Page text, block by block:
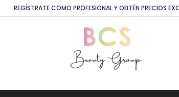
REGÍSTRATE COMO PROFESIONAL Y OBTÉN PRECIOS